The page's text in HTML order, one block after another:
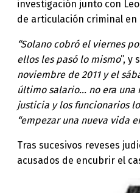
investigación junto con
de articulación criminal
“Solano cobró el viernes
ellos les pasó lo mismo”, y
noviembre de 2011 y el
último salario… no era una
justicia y los funcionarios
“empezar una nueva vida
Tras sucesivos reveses
acusados de encubrir el